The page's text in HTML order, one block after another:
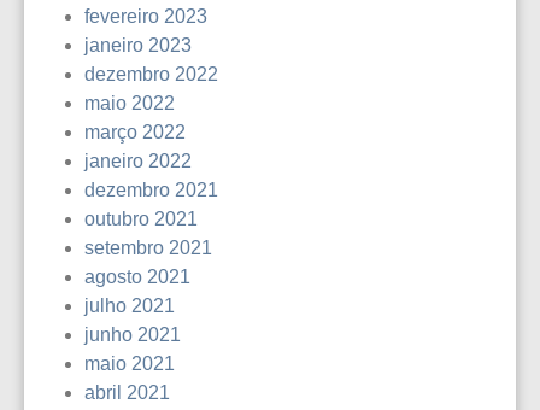
fevereiro 2023
janeiro 2023
dezembro 2022
maio 2022
março 2022
janeiro 2022
dezembro 2021
outubro 2021
setembro 2021
agosto 2021
julho 2021
junho 2021
maio 2021
abril 2021